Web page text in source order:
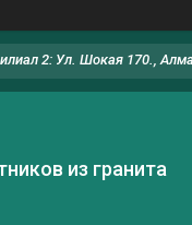
2: Ул. Шокая 170.,
из гранита